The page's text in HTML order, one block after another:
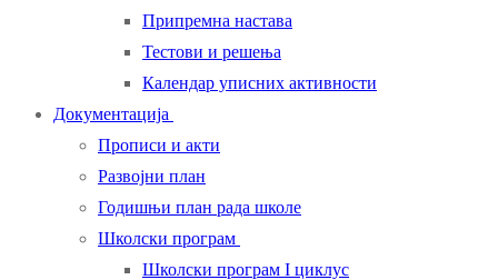
Припремна настава
Тестови и решења
Календар уписних активности
Документација
Прописи и акти
Развојни план
Годишњи план рада школе
Школски програм
Школски програм I циклус